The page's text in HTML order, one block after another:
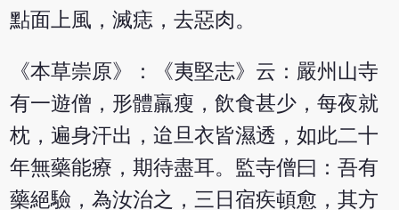
點面上風，滅痣，去惡肉。
《本草崇原》：《夷堅志》云：嚴州山寺
有一遊僧，形體羸瘦，飲食甚少，每夜就
枕，遍身汗出，迨旦衣皆濕透，如此二十
年無藥能療，期待盡耳。監寺僧曰：吾有
藥絕驗，為汝治之，三日宿疾頓愈，其方